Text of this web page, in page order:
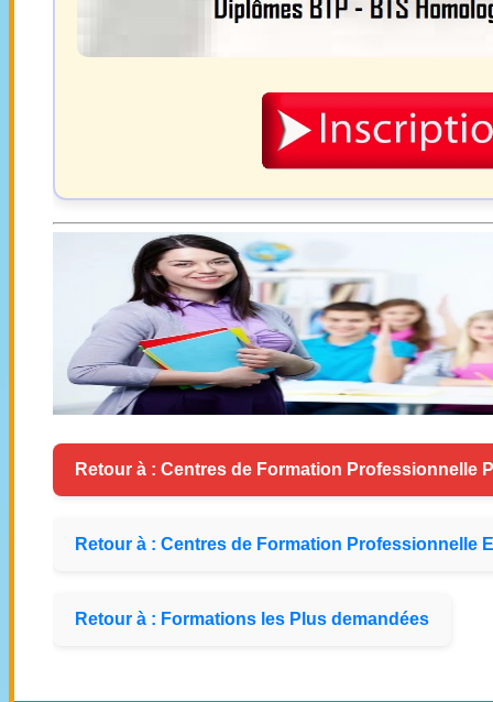
Retour à : Centres de Formation Professionnelle
Retour à : Centres de Formation Professionnelle
Retour à : Formations les Plus demandées